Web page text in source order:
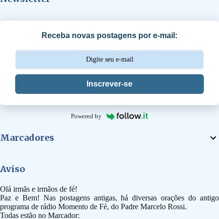
s
Receba novas postagens por e-mail:
Inscrever-se
Powered by
Marcadores
Aviso
Olá irmãs e irmãos de fé!
Paz e Bem! Nas postagens antigas, há diversas orações do antigo
programa de rádio Momento de Fé, do Padre Marcelo Rossi.
Todas estão no Marcador: